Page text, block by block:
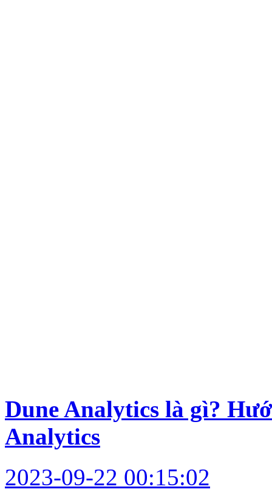
Dune Analytics là gì?
Analytics
2023-09-22 00:15:02